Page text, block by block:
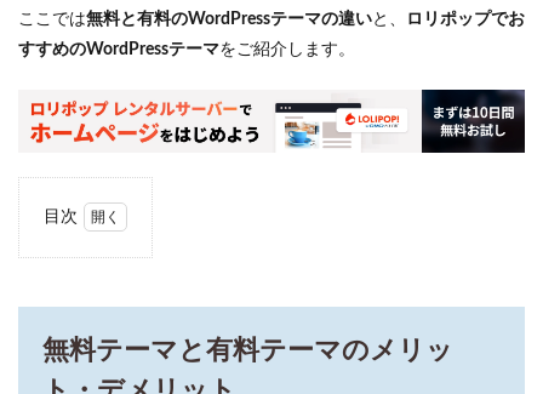
ここでは無料と有料のWordPressテーマの違いと、
ロリポップでお
すすめのWordPressテーマをご紹介します。
目次
有料
テー
マの
無料テーマと有料テーマのメリッ